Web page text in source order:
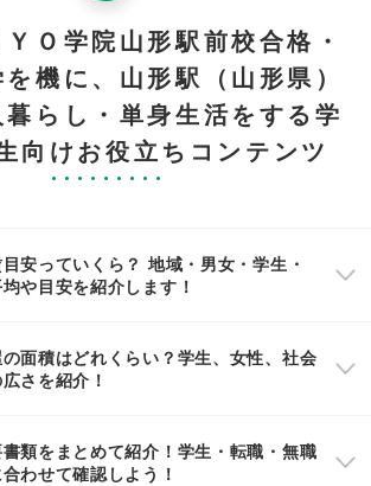
Ｏ学院山形駅前校合格・
機に、山形駅（山形県）
らし・単身生活をする学
向けお役立ちコンテンツ
安っていくら？ 地域・男女・学生・
や目安を紹介します！
面積はどれくらい？学生、女性、社会
さを紹介！
類をまとめて紹介！学生・転職・無職
わせて確認しよう！